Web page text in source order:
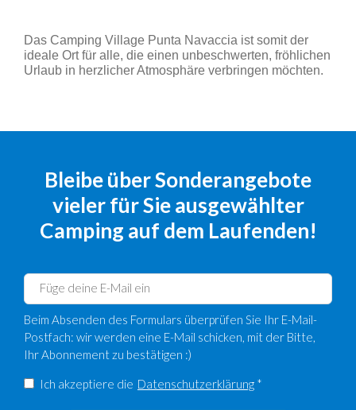
Das Camping Village Punta Navaccia ist somit der
ideale Ort für alle, die einen unbeschwerten, fröhlichen
Urlaub in herzlicher Atmosphäre verbringen möchten.
Bleibe über Sonderangebote
vieler für Sie ausgewählter
Camping auf dem Laufenden!
Beim Absenden des Formulars überprüfen Sie Ihr E-Mail-
Postfach: wir werden eine E-Mail schicken, mit der Bitte,
Ihr Abonnement zu bestätigen :)
Ich akzeptiere die Datenschutzerklärung *